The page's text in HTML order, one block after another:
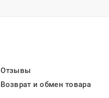
Отзывы
Возврат и обмен товара